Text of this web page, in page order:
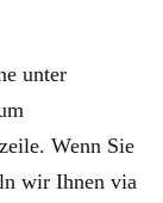
unter
Wenn Sie
wir Ihnen via